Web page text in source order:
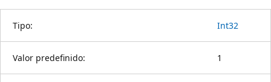
Tipo: Int32
Valor predefinido: 1